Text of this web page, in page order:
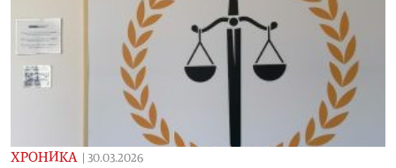
ХРОНИКА 30.03.2026